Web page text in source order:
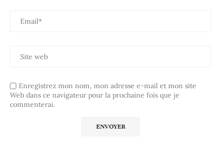
Enregistrez mon nom, mon adresse e-mail et mon site
Web dans ce navigateur pour la prochaine fois que je
commenterai.